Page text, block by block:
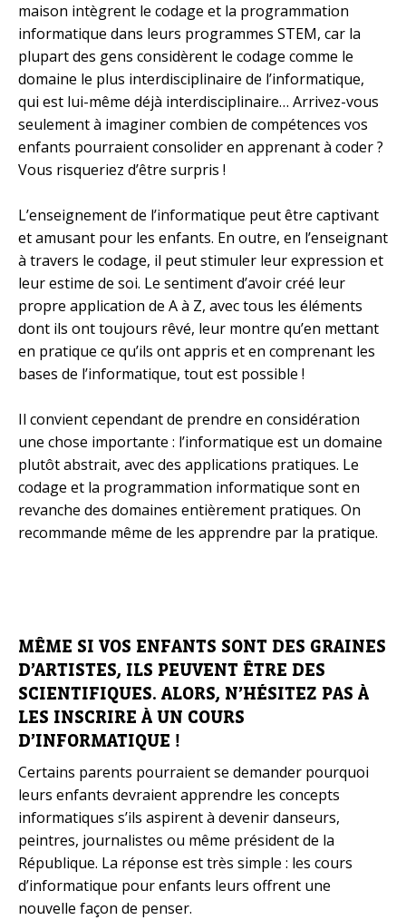
maison intègrent le codage et la programmation
informatique dans leurs programmes STEM, car la
plupart des gens considèrent le codage comme le
domaine le plus interdisciplinaire de l’informatique,
qui est lui-même déjà interdisciplinaire… Arrivez-vous
seulement à imaginer combien de compétences vos
enfants pourraient consolider en apprenant à coder ?
Vous risqueriez d’être surpris !
L’enseignement de l’informatique peut être captivant
et amusant pour les enfants. En outre, en l’enseignant
à travers le codage, il peut stimuler leur expression et
leur estime de soi. Le sentiment d’avoir créé leur
propre application de A à Z, avec tous les éléments
dont ils ont toujours rêvé, leur montre qu’en mettant
en pratique ce qu’ils ont appris et en comprenant les
bases de l’informatique, tout est possible !
Il convient cependant de prendre en considération
une chose importante : l’informatique est un domaine
plutôt abstrait, avec des applications pratiques. Le
codage et la programmation informatique sont en
revanche des domaines entièrement pratiques. On
recommande même de les apprendre par la pratique.
MÊME SI VOS ENFANTS SONT DES GRAINES
D’ARTISTES, ILS PEUVENT ÊTRE DES
SCIENTIFIQUES. ALORS, N’HÉSITEZ PAS À
LES INSCRIRE À UN COURS
D’INFORMATIQUE !
Certains parents pourraient se demander pourquoi
leurs enfants devraient apprendre les concepts
informatiques s’ils aspirent à devenir danseurs,
peintres, journalistes ou même président de la
République. La réponse est très simple : les cours
d’informatique pour enfants leurs offrent une
nouvelle façon de penser.